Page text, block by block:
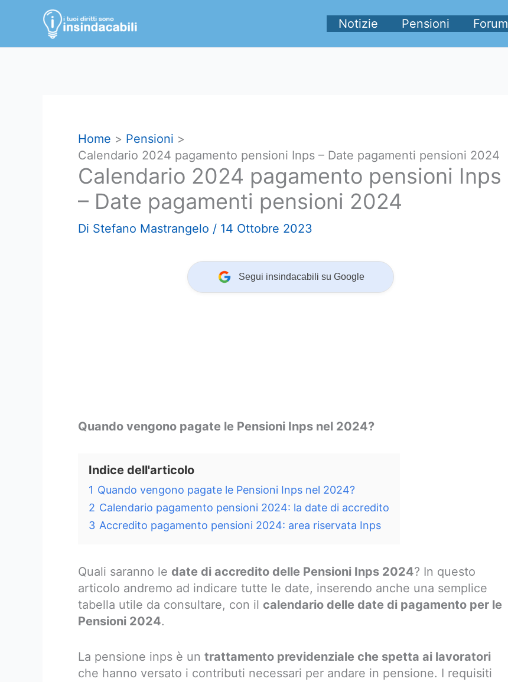
contenuto
Notizie Pensioni Forum
Home
Pensioni
Calendario 2024 pagamento pensioni Inps – Date pagamenti pensioni 2024
Calendario 2024 pagamento pensioni Inps
– Date pagamenti pensioni 2024
Di Stefano Mastrangelo / 14 Ottobre 2023
Segui insindacabili su Google
Quando vengono pagate le Pensioni Inps nel 2024?
Indice dell'articolo
1 Quando vengono pagate le Pensioni Inps nel 2024?
2 Calendario pagamento pensioni 2024: la date di accredito
3 Accredito pagamento pensioni 2024: area riservata Inps
Quali saranno le date di accredito delle Pensioni Inps 2024? In questo
articolo andremo ad indicare tutte le date, inserendo anche una semplice
tabella utile da consultare, con il calendario delle date di pagamento per le
Pensioni 2024.
La pensione inps è un trattamento previdenziale che spetta ai lavoratori
che hanno versato i contributi necessari per andare in pensione. I requisiti